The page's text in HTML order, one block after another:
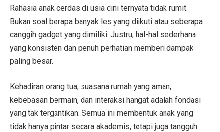
Rahasia anak cerdas di usia dini ternyata tidak rumit.
Bukan soal berapa banyak les yang diikuti atau seberapa
canggih gadget yang dimiliki. Justru, hal-hal sederhana
yang konsisten dan penuh perhatian memberi dampak
paling besar.
Kehadiran orang tua, suasana rumah yang aman,
kebebasan bermain, dan interaksi hangat adalah fondasi
yang tak tergantikan. Semua ini membentuk anak yang
tidak hanya pintar secara akademis, tetapi juga tangguh